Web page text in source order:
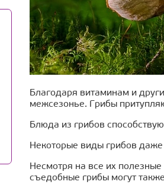
Благодаря витаминам и
межсезонье. Грибы
Блюда из грибов
Некоторые виды грибов
Несмотря на все их
съедобные грибы могут